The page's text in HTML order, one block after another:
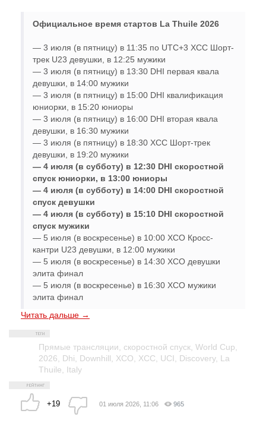
Официальное время стартов La Thuile 2026
— 3 июля (в пятницу) в 11:35 по UTC+3 XCC Шорт-
трек U23 девушки, в 12:25 мужики
— 3 июля (в пятницу) в 13:30 DHI первая квала
девушки, в 14:00 мужики
— 3 июля (в пятницу) в 15:00 DHI квалификация
юниорки, в 15:20 юниоры
— 3 июля (в пятницу) в 16:00 DHI вторая квала
девушки, в 16:30 мужики
— 3 июля (в пятницу) в 18:30 XCC Шорт-трек
девушки, в 19:20 мужики
— 4 июля (в субботу) в 12:30 DHI скоростной
спуск юниорки, в 13:00 юниоры
— 4 июля (в субботу) в 14:00 DHI скоростной
спуск девушки
— 4 июля (в субботу) в 15:10 DHI скоростной
спуск мужики
— 5 июля (в воскресенье) в 10:00 XCO Кросс-
кантри U23 девушки, в 12:00 мужики
— 5 июля (в воскресенье) в 14:30 XCO девушки
элита финал
— 5 июля (в воскресенье) в 16:30 XCO мужики
элита финал
Читать дальше →
Прямые трансляции скоростной спуск World Cup
2026
Dhi Downhill XCO XCC UCI Discovery, La
Thuile
Italy
+19 01 июля 2026, 11:06 965